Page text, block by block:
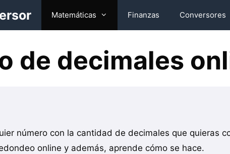
Matemáticas Finanzas Conversores
de decimales
número con la cantidad de decimales que quieras
online y además, aprende cómo se hace.